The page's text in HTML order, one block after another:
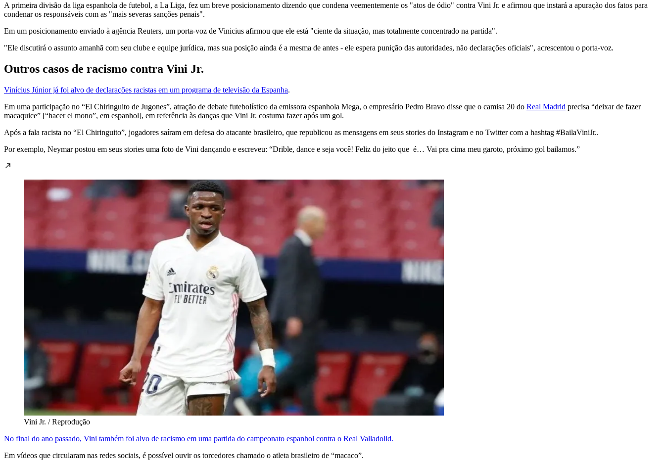
A primeira divisão da liga espanhola de futebol, a La Liga, fez um breve posicionamento dizendo que condena veementemente os "atos de ódio" contra Vini Jr. e afirmou que instará a apuração dos fatos para
condenar os responsáveis com as "mais severas sanções penais".
Em um posicionamento enviado à agência Reuters, um porta-voz de Vinicius afirmou que ele está "ciente da situação, mas totalmente concentrado na partida".
"Ele discutirá o assunto amanhã com seu clube e equipe jurídica, mas sua posição ainda é a mesma de antes - ele espera punição das autoridades, não declarações oficiais", acrescentou o porta-voz.
Outros casos de racismo contra Vini Jr.
Vinícius Júnior já foi alvo de declarações racistas em um programa de televisão da Espanha.
Em uma participação no “El Chiringuito de Jugones”, atração de debate futebolístico da emissora espanhola Mega, o empresário Pedro Bravo disse que o camisa 20 do Real Madrid precisa “deixar de fazer
macaquice” [“hacer el mono”, em espanhol], em referência às danças que Vini Jr. costuma fazer após um gol.
Após a fala racista no “El Chiringuito”, jogadores saíram em defesa do atacante brasileiro, que republicou as mensagens em seus stories do Instagram e no Twitter com a hashtag #BailaViniJr..
Por exemplo, Neymar postou em seus stories uma foto de Vini dançando e escreveu: “Drible, dance e seja você! Feliz do jeito que é… Vai pra cima meu garoto, próximo gol bailamos.”
Vini Jr. / Reprodução
No final do ano passado, Vini também foi alvo de racismo em uma partida do campeonato espanhol contra o Real Valladolid.
Em vídeos que circularam nas redes sociais, é possível ouvir os torcedores chamado o atleta brasileiro de “macaco”.